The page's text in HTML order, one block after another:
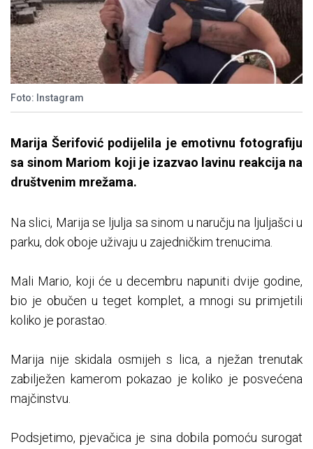
Foto: Instagram
Marija Šerifović podijelila je emotivnu fotografiju
sa sinom Mariom koji je izazvao lavinu reakcija na
društvenim mrežama.
Na slici, Marija se ljulja sa sinom u naručju na ljuljašci u
parku, dok oboje uživaju u zajedničkim trenucima.
Mali Mario, koji će u decembru napuniti dvije godine,
bio je obučen u teget komplet, a mnogi su primjetili
koliko je porastao.
Marija nije skidala osmijeh s lica, a nježan trenutak
zabilježen kamerom pokazao je koliko je posvećena
majčinstvu.
Podsjetimo, pjevačica je sina dobila pomoću surogat